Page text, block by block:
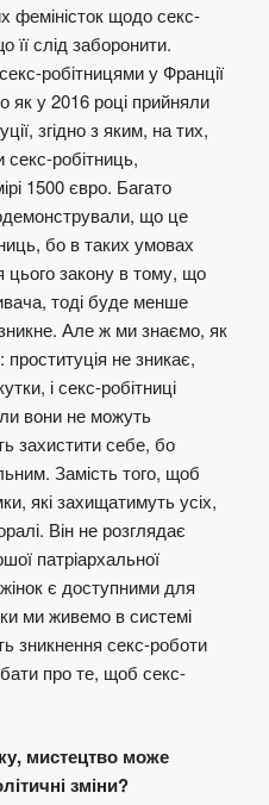
феміністок щодо секс-
її слід заборонити.
робітницями у Франції
як у 2016 році прийняли
згідно з яким, на тих,
робітниць,
1500 євро. Багато
що це
бо в таких умовах
цього закону в тому, що
тоді буде менше
Але ж ми знаємо, як
не зникає,
і секс-робітниці
вони не можуть
захистити себе, бо
Замість того, щоб
які захищатимуть усіх,
Він не розглядає
патріархальної
є доступними для
ми живемо в системі
зникнення секс-роботи
про те, щоб секс-
мистецтво може
зміни?